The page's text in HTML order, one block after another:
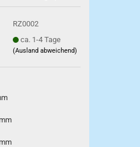
RZ0002
ca. 1-4 Tage
(Ausland abweichend)